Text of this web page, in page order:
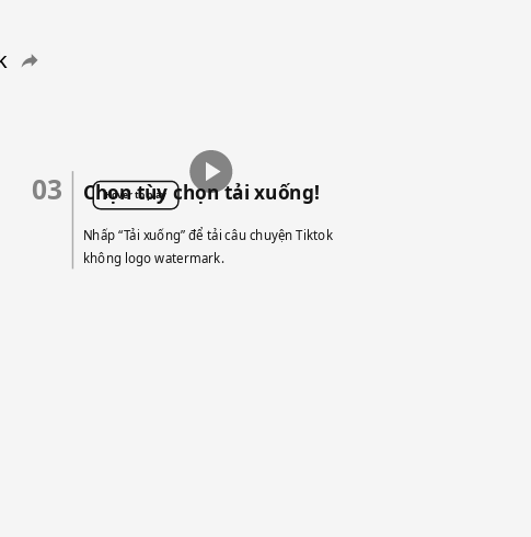
03 Hover to play
Chọn tùy chọn tải xuống!
Nhấp “Tải xuống” để tải câu chuyện Tiktok
không logo watermark.